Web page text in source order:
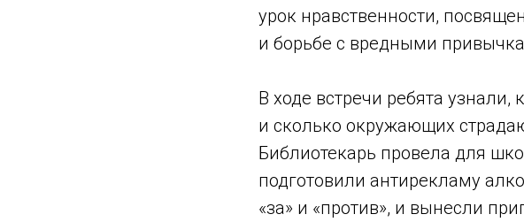
урок нравственности,
и борьбе с вредными
В ходе встречи ребята
и сколько окружающих
Библиотекарь провела для
подготовили антирекламу
«за» и «против», и вынесли